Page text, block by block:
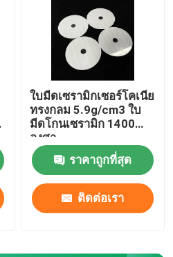
ใบมีดเซรามิกเซอร์โคเนีย
ทรงกลม 5.9g/cm3 ใบ
มีดโกนเซรามิก 1400
องศา
ราคาถูกที่สุด
ติดต่อเรา